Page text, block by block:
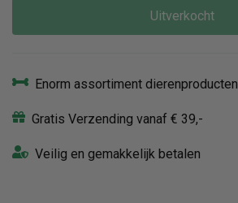
Uitverkocht
Enorm assortiment dierenproducten
Gratis Verzending vanaf € 39,-
Veilig en gemakkelijk betalen